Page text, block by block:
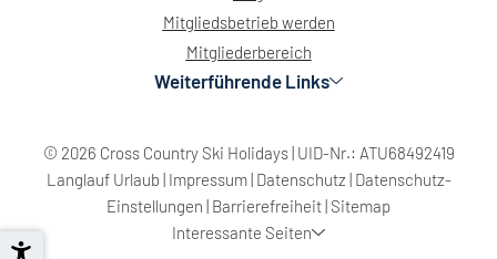
Mitgliedsbetrieb werden
Mitgliederbereich
Weiterführende Links
© 2026 Cross Country Ski Holidays| UID-Nr.: ATU68492419
Langlauf Urlaub | Impressum| Datenschutz | Datenschutz-
Einstellungen | Barrierefreiheit| Sitemap
Interessante Seiten